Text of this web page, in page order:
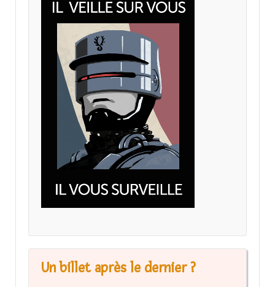
Un billet après le dernier ?